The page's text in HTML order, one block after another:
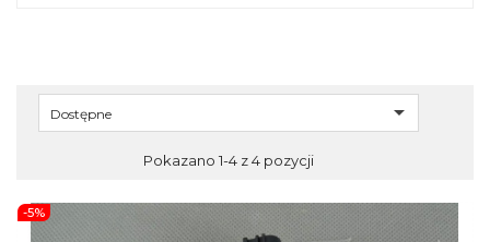
Dostępne 
Pokazano 1-4 z 4 pozycji
-5%